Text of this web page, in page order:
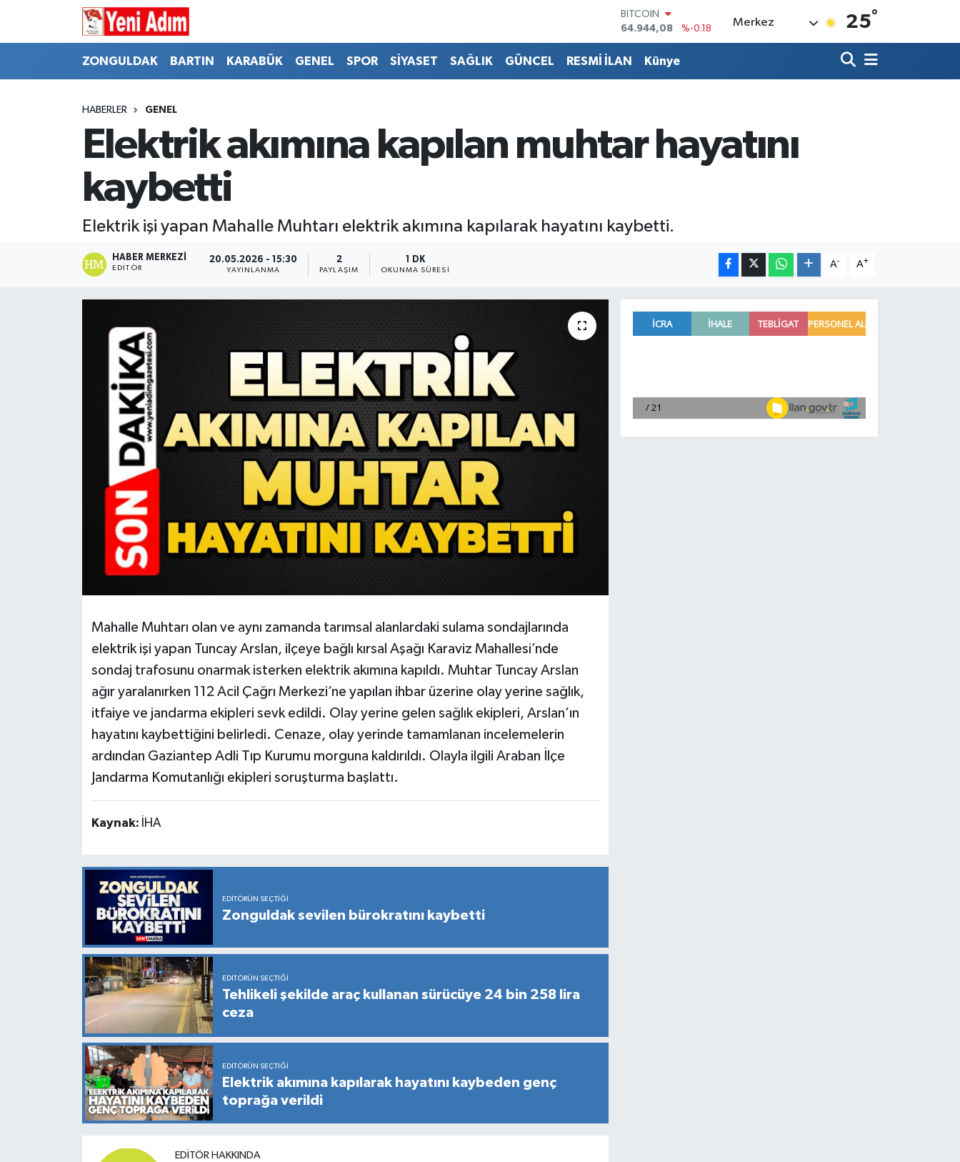
BITCOIN
64.944,08
%-0.18
DOLAR
47,7436
%0.18
GRAM ALTIN
6660.55
%0.03
BİST100
Merkez 25°
ZONGULDAK BARTIN KARABÜK GENEL SPOR SİYASET SAĞLIK GÜNCEL RESMİ İLAN Künye
HABERLER GENEL
Elektrik akımına kapılan muhtar hayatını
kaybetti
Elektrik işi yapan Mahalle Muhtarı elektrik akımına kapılarak hayatını kaybetti.
HABER MERKEZI
EDITÖR
20.05.2026 - 15:30
YAYINLANMA
2
PAYLAŞIM
1 DK
OKUNMA SÜRESI
A- A+
Mahalle Muhtarı olan ve aynı zamanda tarımsal alanlardaki sulama sondajlarında
elektrik işi yapan Tuncay Arslan, ilçeye bağlı kırsal Aşağı Karaviz Mahallesi’nde
sondaj trafosunu onarmak isterken elektrik akımına kapıldı. Muhtar Tuncay Arslan
ağır yaralanırken 112 Acil Çağrı Merkezi’ne yapılan ihbar üzerine olay yerine sağlık,
itfaiye ve jandarma ekipleri sevk edildi. Olay yerine gelen sağlık ekipleri, Arslan’ın
hayatını kaybettiğini belirledi. Cenaze, olay yerinde tamamlanan incelemelerin
ardından Gaziantep Adli Tıp Kurumu morguna kaldırıldı. Olayla ilgili Araban İlçe
Jandarma Komutanlığı ekipleri soruşturma başlattı.
Kaynak: İHA
EDITÖRÜN SEÇTIĞI
Zonguldak sevilen bürokratını kaybetti
EDITÖRÜN SEÇTIĞI
Tehlikeli şekilde araç kullanan sürücüye 24 bin 258 lira
ceza
EDITÖRÜN SEÇTIĞI
Elektrik akımına kapılarak hayatını kaybeden genç
toprağa verildi
EDITÖR HAKKINDA
ZONGULDAK
SİYASET
ZONGULDAK
KARABÜK
SAĞLIK
Zonguldak Hava Durumu
Süper Lig Puan Durumu ve Fikstür
Son Dakika Haberleri